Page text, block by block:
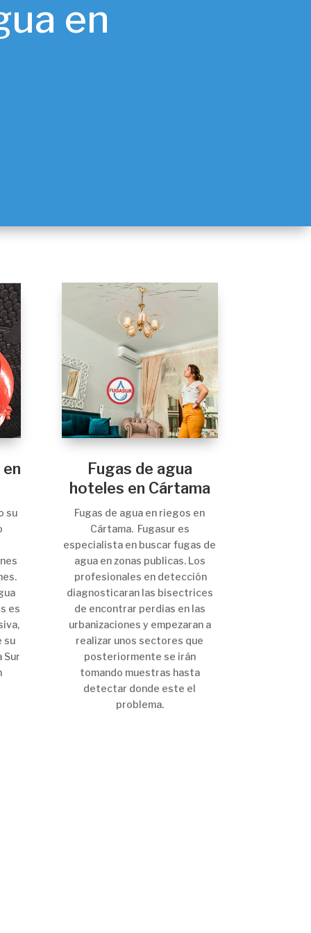
en
su
es
su
Sur
Fugas de agua
hoteles en Cártama
Fugas de agua en riegos en
Cártama. Fugasur es
especialista en buscar fugas de
agua en zonas publicas. Los
profesionales en detección
diagnosticaran las bisectrices
de encontrar perdias en las
urbanizaciones y empezaran a
realizar unos sectores que
posteriormente se irán
tomando muestras hasta
detectar donde este el
problema.